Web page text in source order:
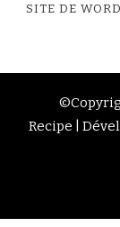
SITE DE
Recipe |